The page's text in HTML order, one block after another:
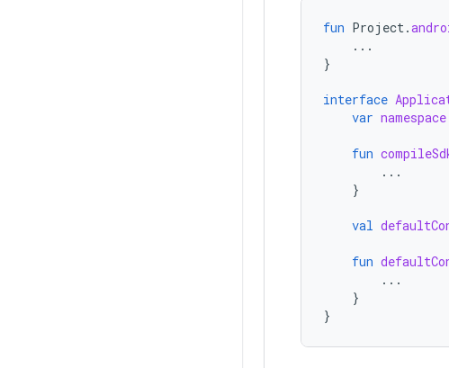
fun Project.
...
}
interface
var namespace
fun
...
}
val
fun
...
}
}